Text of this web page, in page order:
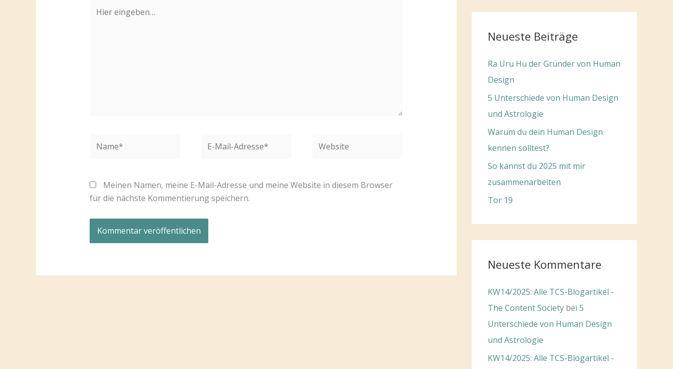
eingeben…
Mail-
Meinen Namen, meine E-Mail-Adresse und meine Website in diesem Browser
für die nächste Kommentierung speichern.
h
n
Neueste Beiträge
Ra Uru Hu der Gründer von Human
Design
5 Unterschiede von Human Design
und Astrologie
Warum du dein Human Design
kennen solltest?
So kannst du 2025 mit mir
zusammenarbeiten
Tor 19
Neueste Kommentare
KW14/2025: Alle TCS-Blogartikel -
The Content Society bei 5
Unterschiede von Human Design
und Astrologie
KW14/2025: Alle TCS-Blogartikel -